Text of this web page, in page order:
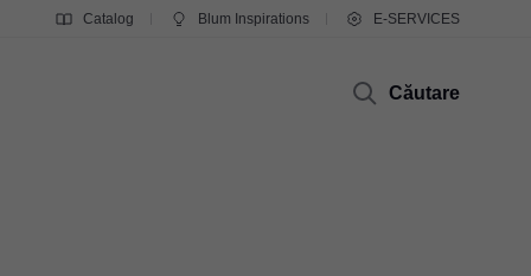
Catalog Blum Inspirations E-SERVICES
Căutare